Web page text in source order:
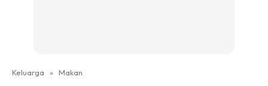
Keluarga » Makan